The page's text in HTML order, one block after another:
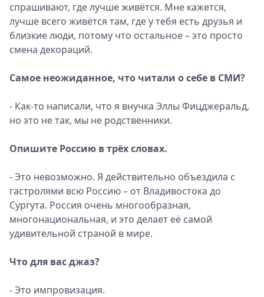
спрашивают, где лучше живётся. Мне кажется,
лучше всего живётся там, где у тебя есть друзья и
близкие люди, потому что остальное – это просто
смена декораций.
Самое неожиданное, что читали о себе в CМИ?
- Как-то написали, что я внучка Эллы Фицджеральд,
но это не так, мы не родственники.
Опишите Россию в трёх словах.
- Это невозможно. Я действительно объездила с
гастролями всю Россию – от Владивостока до
Сургута. Россия очень многообразная,
многонациональная, и это делает её самой
удивительной страной в мире.
Что для вас джаз?
- Это импровизация.